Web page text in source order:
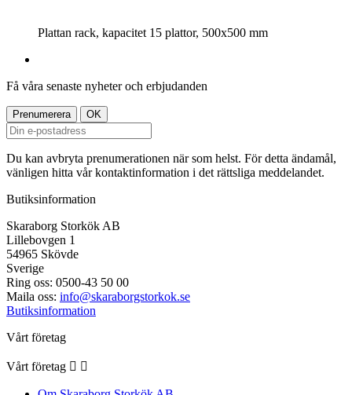
Plattan rack, kapacitet 15 plattor, 500x500 mm
Få våra senaste nyheter och erbjudanden
Du kan avbryta prenumerationen när som helst. För detta ändamål,
vänligen hitta vår kontaktinformation i det rättsliga meddelandet.
Butiksinformation
Skaraborg Storkök AB
Lillebovgen 1
54965 Skövde
Sverige
Ring oss: 0500-43 50 00
Maila oss: info@skaraborgstorkok.se
Butiksinformation
Vårt företag
Vårt företag  